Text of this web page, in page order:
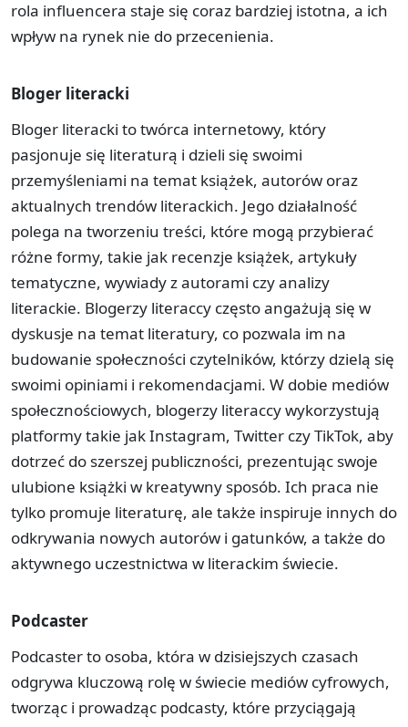
rola influencera staje się coraz bardziej istotna, a ich
wpływ na rynek nie do przecenienia.
Bloger literacki
Bloger literacki to twórca internetowy, który
pasjonuje się literaturą i dzieli się swoimi
przemyśleniami na temat książek, autorów oraz
aktualnych trendów literackich. Jego działalność
polega na tworzeniu treści, które mogą przybierać
różne formy, takie jak recenzje książek, artykuły
tematyczne, wywiady z autorami czy analizy
literackie. Blogerzy literaccy często angażują się w
dyskusje na temat literatury, co pozwala im na
budowanie społeczności czytelników, którzy dzielą się
swoimi opiniami i rekomendacjami. W dobie mediów
społecznościowych, blogerzy literaccy wykorzystują
platformy takie jak Instagram, Twitter czy TikTok, aby
dotrzeć do szerszej publiczności, prezentując swoje
ulubione książki w kreatywny sposób. Ich praca nie
tylko promuje literaturę, ale także inspiruje innych do
odkrywania nowych autorów i gatunków, a także do
aktywnego uczestnictwa w literackim świecie.
Podcaster
Podcaster to osoba, która w dzisiejszych czasach
odgrywa kluczową rolę w świecie mediów cyfrowych,
tworząc i prowadząc podcasty, które przyciągają